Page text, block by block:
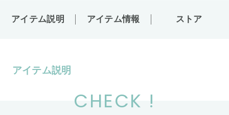
アイテム説明 アイテム情報 ストア
アイテム説明
CHECK !